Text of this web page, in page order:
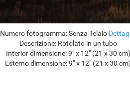
Numero fotogramma: Senza Telaio
Descrizione: Rotolato in un tubo
Interior dimensione: 9" x 12" (21 x 30 cm)
Esterno dimensione: 9" x 12" (21 x 30 cm)